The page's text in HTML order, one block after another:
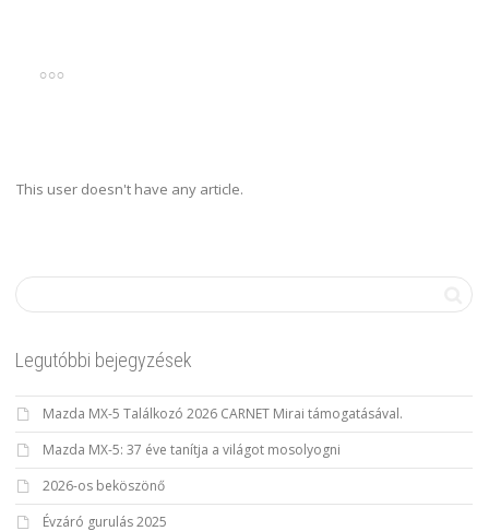
This user doesn't have any article.
Legutóbbi bejegyzések
Mazda MX-5 Találkozó 2026 CARNET Mirai támogatásával.
Mazda MX-5: 37 éve tanítja a világot mosolyogni
2026-os beköszönő
Évzáró gurulás 2025